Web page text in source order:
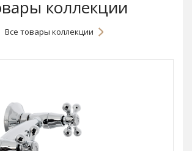
коллекции
Все товары коллекции